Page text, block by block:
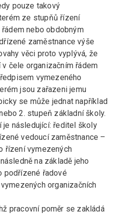
pouze takový
ze stupňů řízení
nebo obdobným
zaměstnance výše
věci proto vyplývá, že
čele organizačním řádem
vymezeného
jsou zařazeni jemu
se může jednat například
2. stupeň základní školy.
je následující: ředitel školy
vedoucí zaměstnance –
řízení vymezených
na základě jeho
podřízené řadové
organizačních
pracovní poměr se zakládá